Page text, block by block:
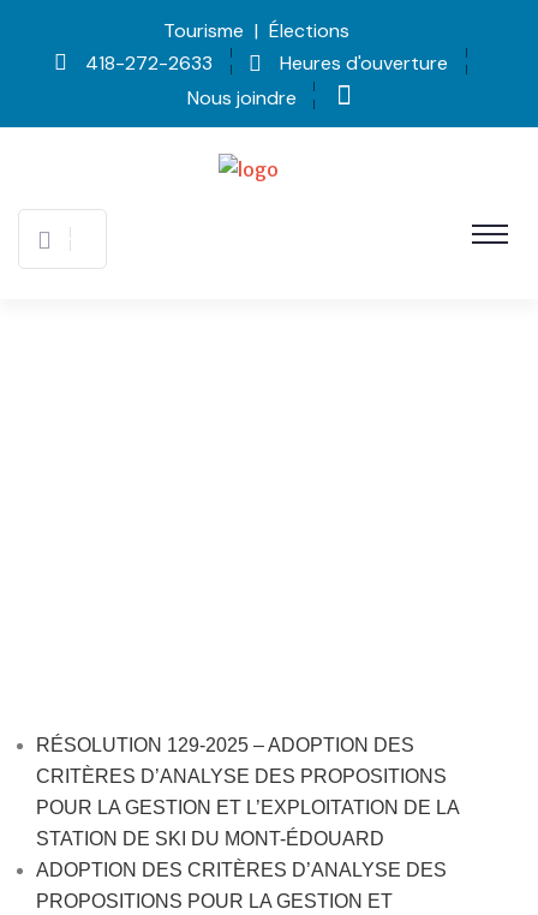
Tourisme | Élections
418-272-2633
Heures d'ouverture
Nous joindre
RÉSOLUTION 129-2025 – ADOPTION DES
CRITÈRES D’ANALYSE DES PROPOSITIONS
POUR LA GESTION ET L’EXPLOITATION DE LA
STATION DE SKI DU MONT-ÉDOUARD
ADOPTION DES CRITÈRES D’ANALYSE DES
PROPOSITIONS POUR LA GESTION ET